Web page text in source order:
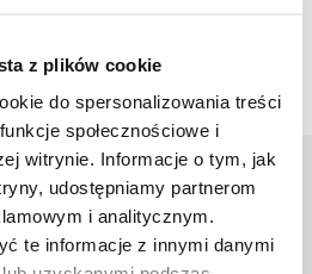
z plików cookie
do spersonalizowania treści
społecznościowe i
witrynie. Informacje o tym, jak
udostępniamy partnerom
i analitycznym.
te informacje z innymi danymi